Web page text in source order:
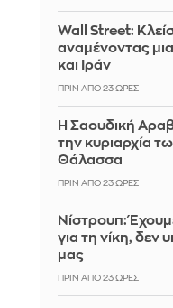
Wall Street:
αναμένοντας
και Ιράν
ΠΡΙΝ ΑΠΌ 23 ΏΡΕΣ
Η Σαουδική
την κυριαρχία
Θάλασσα
ΠΡΙΝ ΑΠΌ 23 ΏΡΕΣ
Νίστρουπ:
για τη νίκη, δεν
μας
ΠΡΙΝ ΑΠΌ 23 ΏΡΕΣ